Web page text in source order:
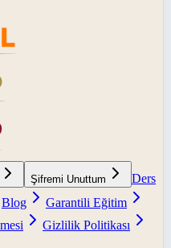
Şifremi Unuttum
Ders
Blog
Garantili Eğitim
Gizlilik Politikası